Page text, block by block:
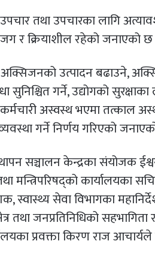
तथा उपचारका लागि
र क्रियाशील रहेको जनाएको छ
अक्सिजनको उत्पादन बढाउने,
गर्ने, उद्योगको सुरक्षाका
अस्वस्थ भएमा तत्काल
गर्ने निर्णय गरिएको
सञ्चालन केन्द्रका संयोजक
मन्त्रिपरिषद्को कार्यालयका
स्वास्थ्य सेवा विभागका
तथा जनप्रतिनिधिको
प्रवक्ता किरण राज